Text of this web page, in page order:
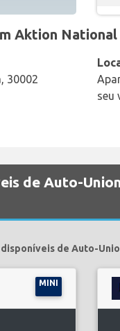
Aktion
30002
seu
de Auto-
de Auto-
MINI